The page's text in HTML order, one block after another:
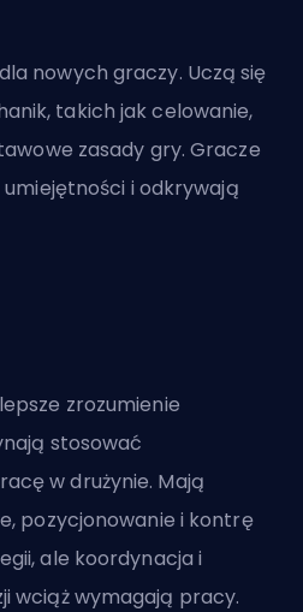
nowych graczy. Uczą się
takich jak celowanie,
zasady gry. Gracze
i odkrywają
zrozumienie
stosować
w drużynie. Mają
pozycjonowanie i kontrę
ale koordynacja i
wciąż wymagają pracy.